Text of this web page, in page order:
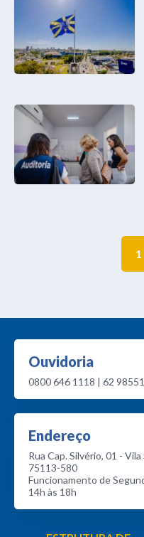
1
Ouvidoria
0800 646 1118 | 62
Endereço
Rua Cap. Silvério, 01 -
75113-580
Funcionamento de
14h às 18h